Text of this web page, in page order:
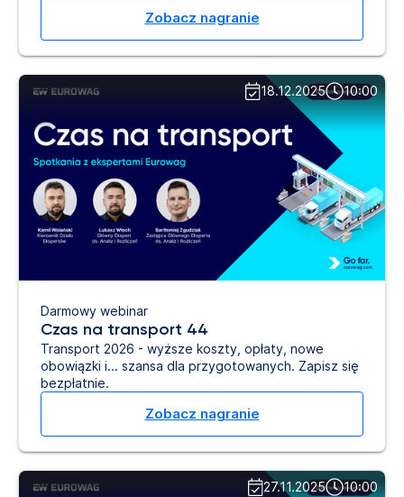
Zobacz nagranie
Darmowy webinar
Czas na transport 44
Transport 2026 - wyższe koszty, opłaty, nowe
obowiązki i... szansa dla przygotowanych. Zapisz się
bezpłatnie.
Zobacz nagranie
18.12.2025 10:00
27.11.2025 10:00